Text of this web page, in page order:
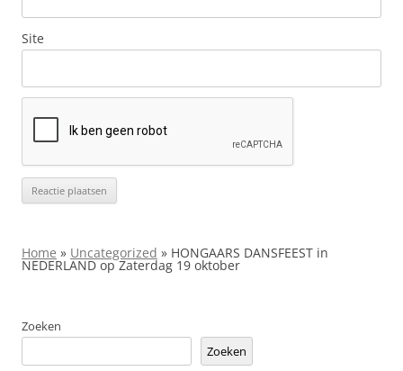
Site
Home » Uncategorized » HONGAARS DANSFEEST in
NEDERLAND op Zaterdag 19 oktober
Zoeken
Zoeken